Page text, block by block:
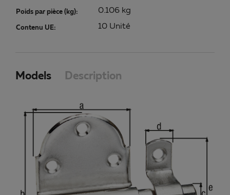
Poids par pièce (kg): 0.106 kg
Contenu UE: 10 Unité
Models Description